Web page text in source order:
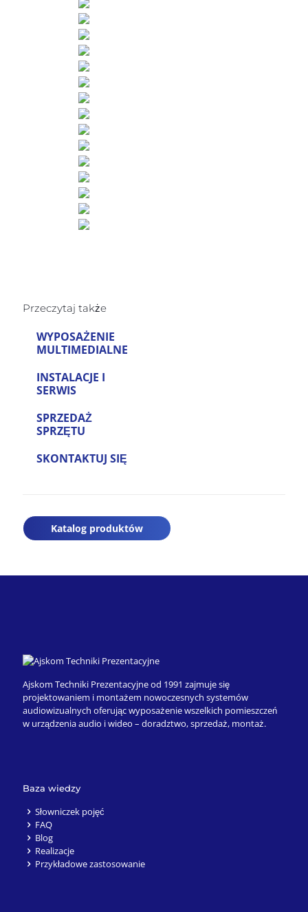
Przeczytaj także
WYPOSAŻENIE
MULTIMEDIALNE
INSTALACJE I
SERWIS
SPRZEDAŻ
SPRZĘTU
SKONTAKTUJ SIĘ
Katalog produktów
Ajskom Techniki Prezentacyjne od 1991 zajmuje się
projektowaniem i montażem nowoczesnych systemów
audiowizualnych oferując wyposażenie wszelkich pomieszczeń
w urządzenia audio i wideo – doradztwo, sprzedaż, montaż.
Baza wiedzy
Słowniczek pojęć
FAQ
Blog
Realizacje
Przykładowe zastosowanie